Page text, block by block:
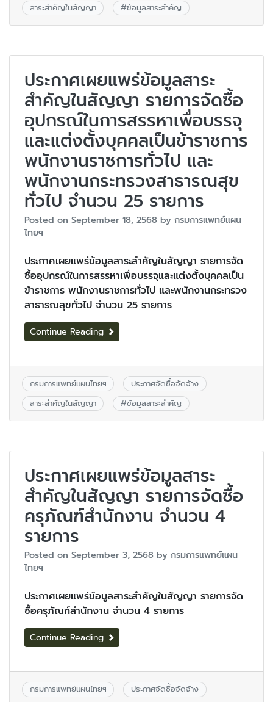
สาระสำคัญในสัญญา
#ข้อมูลสาระสำคัญ
ประกาศเผยแพร่ข้อมูลสาระ
สำคัญในสัญญา รายการจัดซื้อ
อุปกรณ์ในการสรรหาเพื่อบรรจุ
และแต่งตั้งบุคคลเป็นข้าราชการ
พนักงานราชการทั่วไป และ
พนักงานกระทรวงสาธารณสุข
ทั่วไป จำนวน 25 รายการ
Posted on September 18, 2568 by กรมการแพทย์แผน
ไทยฯ
ประกาศเผยแพร่ข้อมูลสาระสำคัญในสัญญา รายการจัด
ซื้ออุปกรณ์ในการสรรหาเพื่อบรรจุและแต่งตั้งบุคคลเป็น
ข้าราชการ พนักงานราชการทั่วไป และพนักงานกระทรวง
สาธารณสุขทั่วไป จำนวน 25 รายการ
Continue Reading
กรมการแพทย์แผนไทยฯ
ประกาศจัดซื้อจัดจ้าง
สาระสำคัญในสัญญา
#ข้อมูลสาระสำคัญ
ประกาศเผยแพร่ข้อมูลสาระ
สำคัญในสัญญา รายการจัดซื้อ
ครุภัณฑ์สำนักงาน จำนวน 4
รายการ
Posted on September 3, 2568 by กรมการแพทย์แผน
ไทยฯ
ประกาศเผยแพร่ข้อมูลสาระสำคัญในสัญญา รายการจัด
ซื้อครุภัณฑ์สำนักงาน จำนวน 4 รายการ
Continue Reading
กรมการแพทย์แผนไทยฯ
ประกาศจัดซื้อจัดจ้าง